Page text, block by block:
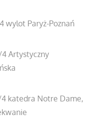
wylot Paryż-Poznań
Artystyczny
katedra Notre Dame,